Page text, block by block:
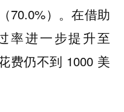
70.0%）。在借助
率进一步提升至
费仍不到 1000 美